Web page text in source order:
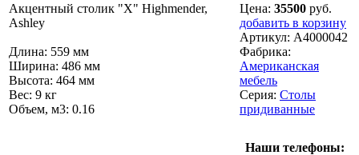
Акцентный столик "X" Highmender,
Ashley
Длина: 559 мм
Ширина: 486 мм
Высота: 464 мм
Вес: 9 кг
Объем, м3: 0.16
Цена: 35500 руб.
добавить в корзину
Артикул: A4000042
Фабрика:
Американская
мебель
Серия: Столы
придиванные
Наши телефоны: